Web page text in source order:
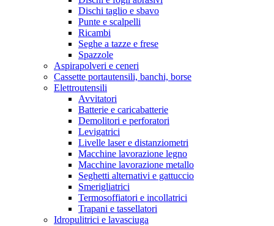
Dischi taglio e sbavo
Punte e scalpelli
Ricambi
Seghe a tazze e frese
Spazzole
Aspirapolveri e ceneri
Cassette portautensili, banchi, borse
Elettroutensili
Avvitatori
Batterie e caricabatterie
Demolitori e perforatori
Levigatrici
Livelle laser e distanziometri
Macchine lavorazione legno
Macchine lavorazione metallo
Seghetti alternativi e gattuccio
Smerigliatrici
Termosoffiatori e incollatrici
Trapani e tassellatori
Idropulitrici e lavasciuga